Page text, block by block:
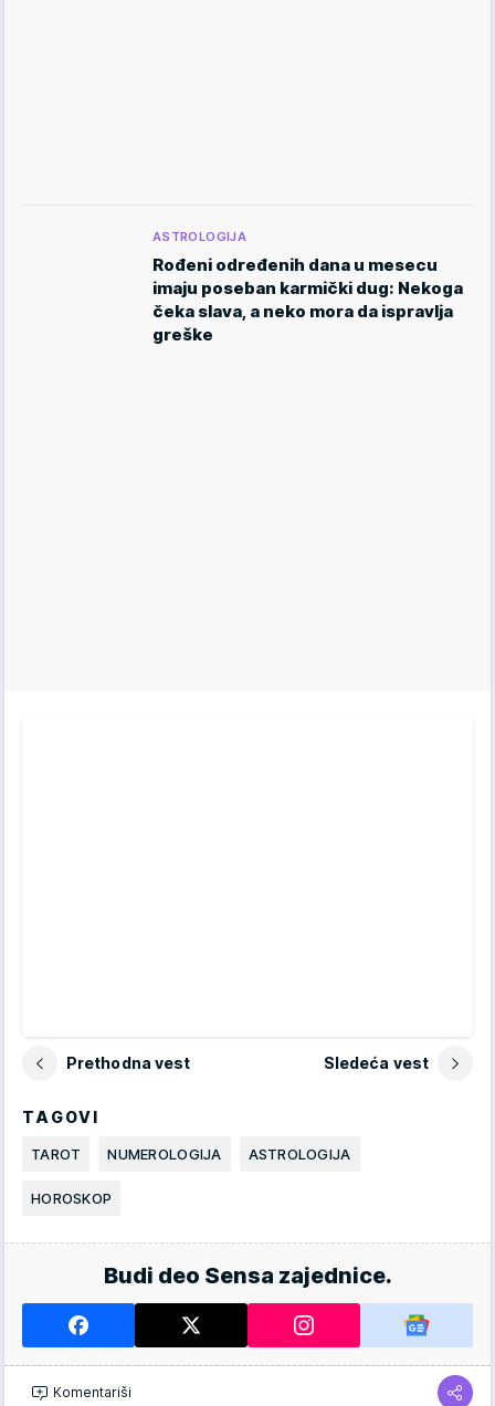
ASTROLOGIJA
Rođeni određenih dana u mesecu
imaju poseban karmički dug: Nekoga
čeka slava, a neko mora da ispravlja
greške
Prethodna vest Sledeća vest
TAGOVI
TAROT NUMEROLOGIJA ASTROLOGIJA
HOROSKOP
Budi deo Sensa zajednice.
Komentariši